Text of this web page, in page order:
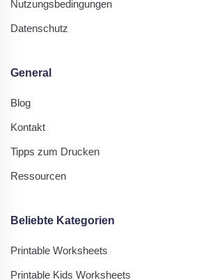
Nutzungsbedingungen
Datenschutz
General
Blog
Kontakt
Tipps zum Drucken
Ressourcen
Beliebte Kategorien
Printable Worksheets
Printable Kids Worksheets